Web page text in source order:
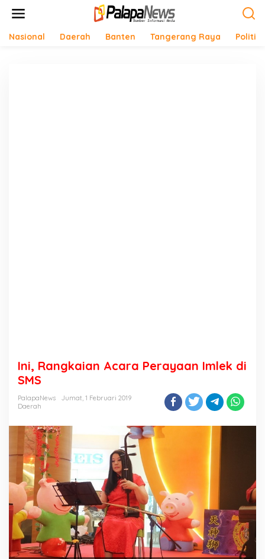
Nasional Daerah Banten Tangerang Raya Politik
Ini, Rangkaian Acara Perayaan Imlek di
SMS
PalapaNews
Jumat, 1 Februari 2019
Daerah